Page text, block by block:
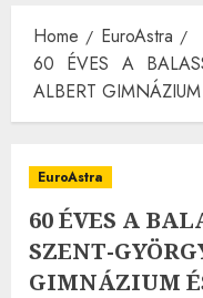
Home
EuroAstra
60 ÉVES A
ALBERT
EuroAstra
60 ÉVES A
SZENT-
GIMNÁZIUM